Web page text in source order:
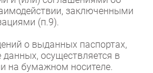
заключенными
(п.9).
о выданных паспортах,
осуществляется в
на бумажном носителе.